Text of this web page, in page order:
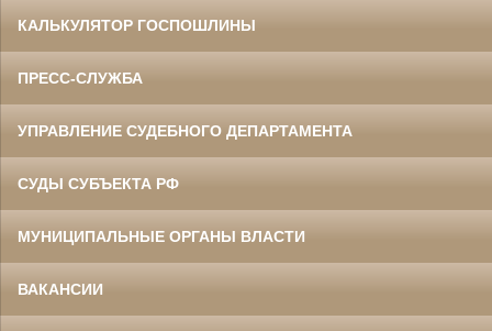
КАЛЬКУЛЯТОР ГОСПОШЛИНЫ
ПРЕСС-СЛУЖБА
УПРАВЛЕНИЕ СУДЕБНОГО ДЕПАРТАМЕНТА
СУДЫ СУБЪЕКТА РФ
МУНИЦИПАЛЬНЫЕ ОРГАНЫ ВЛАСТИ
ВАКАНСИИ